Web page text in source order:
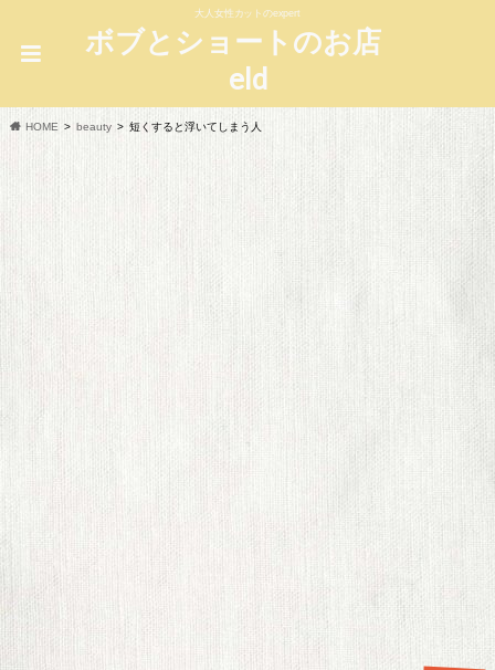
大人女性カットのexpert
ボブとショートのお店
eld
HOME beauty 短くすると浮いてしまう人